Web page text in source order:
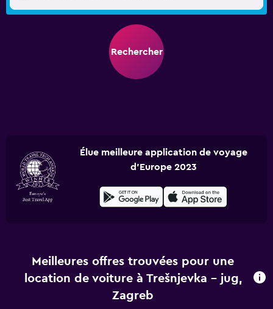
Rechercher
Élue meilleure application de voyage
d'Europe 2023
Meilleures offres trouvées pour une
location de voiture à Trešnjevka – jug,
Zagreb